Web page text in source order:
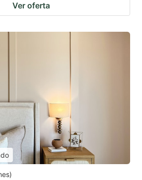
Ver oferta
)